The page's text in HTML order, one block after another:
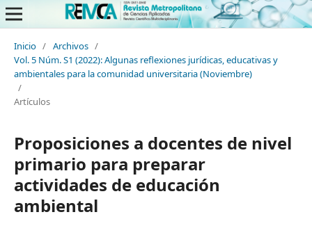
Inicio / Archivos /
Vol. 5 Núm. S1 (2022): Algunas reflexiones jurídicas, educativas y
ambientales para la comunidad universitaria (Noviembre)
/
Artículos
Proposiciones a docentes de nivel
primario para preparar
actividades de educación
ambiental